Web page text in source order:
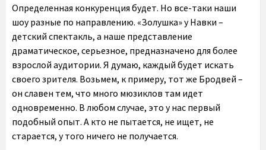
Определенная конкуренция будет. Но все-таки наши
шоу разные по направлению. «Золушка» у Навки –
детский спектакль, а наше представление
драматическое, серьезное, предназначено для более
взрослой аудитории. Я думаю, каждый будет искать
своего зрителя. Возьмем, к примеру, тот же Бродвей –
он славен тем, что много мюзиклов там идет
одновременно. В любом случае, это у нас первый
подобный опыт. А кто не пытается, не ищет, не
старается, у того ничего не получается.